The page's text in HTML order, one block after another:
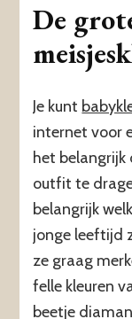
De
Je kunt
internet voor
het belangrijk
outfit te
belangrijk
jonge leeftijd
ze graag
felle kleuren
beetje